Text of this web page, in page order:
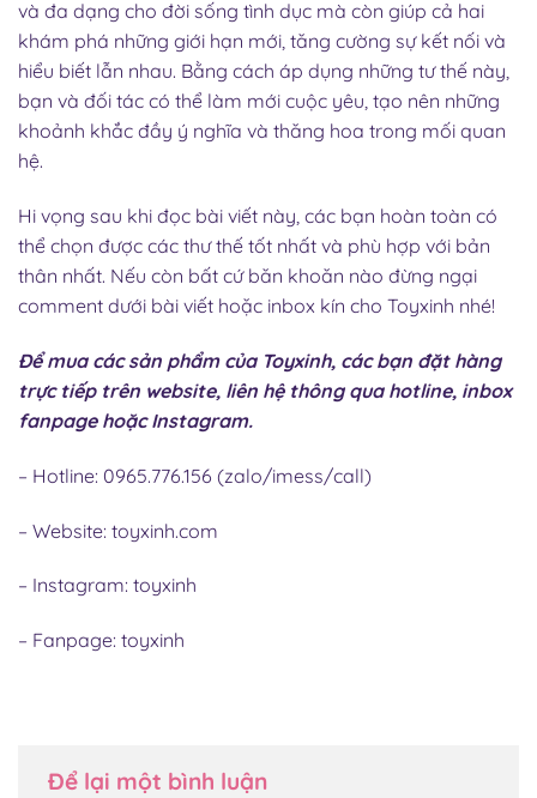
và đa dạng cho đời sống tình dục mà còn giúp cả hai
khám phá những giới hạn mới, tăng cường sự kết nối và
hiểu biết lẫn nhau. Bằng cách áp dụng những tư thế này,
bạn và đối tác có thể làm mới cuộc yêu, tạo nên những
khoảnh khắc đầy ý nghĩa và thăng hoa trong mối quan
hệ.
Hi vọng sau khi đọc bài viết này, các bạn hoàn toàn có
thể chọn được các thư thế tốt nhất và phù hợp với bản
thân nhất. Nếu còn bất cứ băn khoăn nào đừng ngại
comment dưới bài viết hoặc inbox kín cho Toyxinh nhé!
Để mua các sản phẩm của Toyxinh, các bạn đặt hàng
trực tiếp trên website, liên hệ thông qua hotline, inbox
fanpage hoặc Instagram.
– Hotline: 0965.776.156 (zalo/imess/call)
– Website: toyxinh.com
– Instagram: toyxinh
– Fanpage: toyxinh
Để lại một bình luận